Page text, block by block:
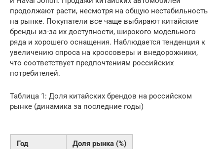
продолжают расти, несмотря на общую нестабильность
на рынке. Покупатели все чаще выбирают китайские
бренды из-за их доступности, широкого модельного
ряда и хорошего оснащения. Наблюдается тенденция к
увеличению спроса на кроссоверы и внедорожники,
что соответствует предпочтениям российских
потребителей.
Таблица 1: Доля китайских брендов на российском
рынке (динамика за последние годы)
Год
Доля рынка (%)